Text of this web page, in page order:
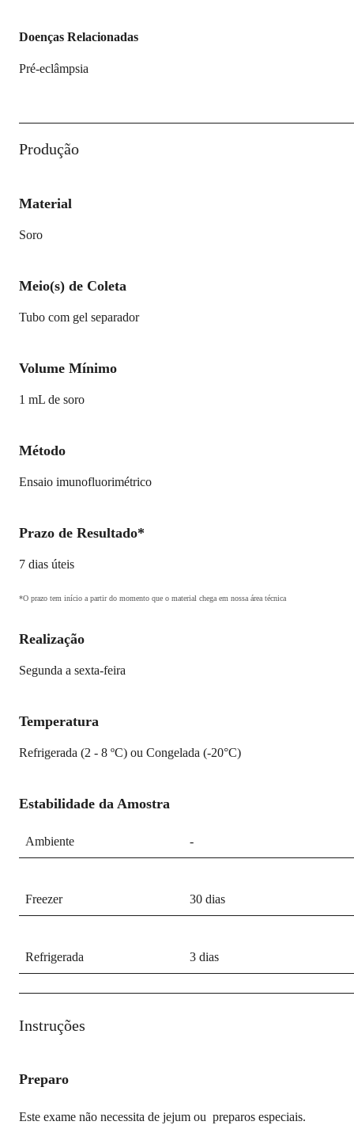
Doenças Relacionadas
Pré-eclâmpsia
Produção
Material
Soro
Meio(s) de Coleta
Tubo com gel separador
Temperatura
Refrigerada (2 - 8 ºC) ou Congelada (-20°C)
Volume Mínimo
1 mL de soro
Método
Ensaio imunofluorimétrico
Estabilidade da Amostra
Ambiente -
Freezer 30 dias
Refrigerada 3 dias
Prazo de Resultado*
7 dias úteis
*O prazo tem início a partir do momento que o material chega em nossa área técnica
Realização
Segunda a sexta-feira
Instruções
Preparo
Este exame não necessita de jejum ou preparos especiais.